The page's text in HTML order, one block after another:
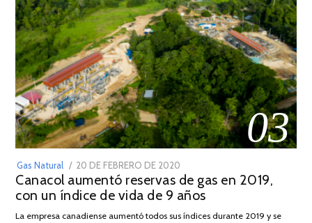
03
Gas Natural
POSTED
ON
20 DE FEBRERO DE 2020
DE
JULIO
Canacol aumentó reservas de gas en 2019,
con un índice de vida de 9 años
La empresa canadiense aumentó todos sus índices durante 2019 y se